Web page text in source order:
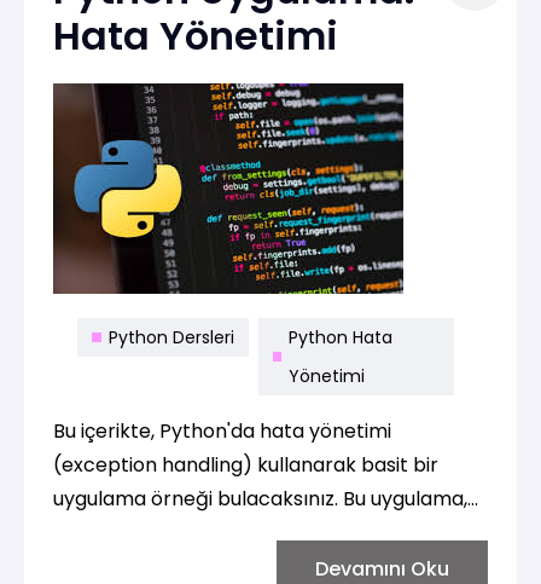
Hata Yönetimi
Python Dersleri
Python Hata
Yönetimi
Bu içerikte, Python'da hata yönetimi
(exception handling) kullanarak basit bir
uygulama örneği bulacaksınız. Bu uygulama,
sayıları bölerken, olası hataları yakalayan bir
Devamını Oku